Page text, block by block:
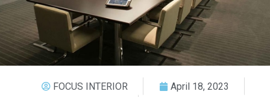
FOCUS INTERIOR
April 18, 2023